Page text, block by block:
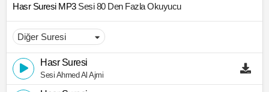
Hasr Suresi MP3 Sesi 80 Den Fazla Okuyucu
Hasr Suresi
Sesi Ahmed Al Ajmi